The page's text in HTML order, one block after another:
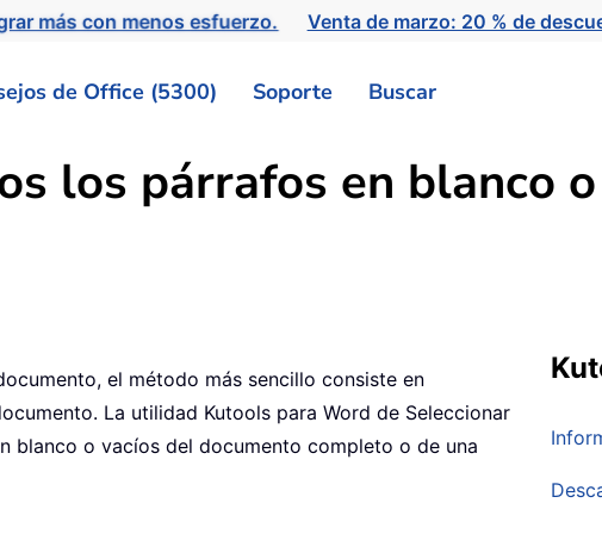
más con menos esfuerzo. Venta de marzo: 20 % de
de Office (5300) Soporte Buscar
los párrafos en blanco
el método más sencillo consiste en
La utilidad Kutools para Word de Seleccionar
blanco o vacíos del documento completo o de una